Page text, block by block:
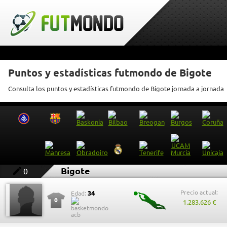
Puntos y estadísticas futmondo de Bigote
Consulta los puntos y estadísticas futmondo de Bigote jornada a jornada
0 Bigote
0
Edad: 34 Precio actual:
1.283.626 €